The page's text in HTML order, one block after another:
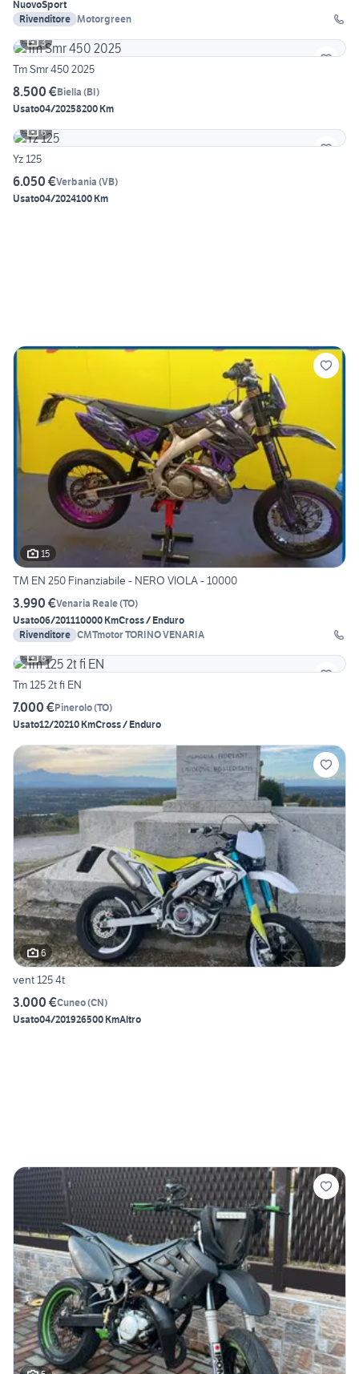
NuovoSport
Rivenditore Motorgreen
3
Tm Smr 450 2025
8.500 €Biella (BI)
Usato04/20258200 Km
6
Yz 125
6.050 €Verbania (VB)
Usato04/2024100 Km
15
TM EN 250 Finanziabile - NERO VIOLA - 10000
3.990 €Venaria Reale(TO)
Usato06/201110000 KmCross / Enduro
Rivenditore CMTmotor TORINO VENARIA
6
Tm 125 2t fi EN
7.000 €Pinerolo(TO)
Usato12/20210 KmCross / Enduro
6
vent 125 4t
3.000 €Cuneo(CN)
Usato04/201926500 KmAltro